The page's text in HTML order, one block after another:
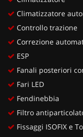
Climatizzatore
Controllo trazione
Correzione
ESP
Fanali posteriori
Fari LED
Fendinebbia
Filtro
Fissaggi ISOFIX e